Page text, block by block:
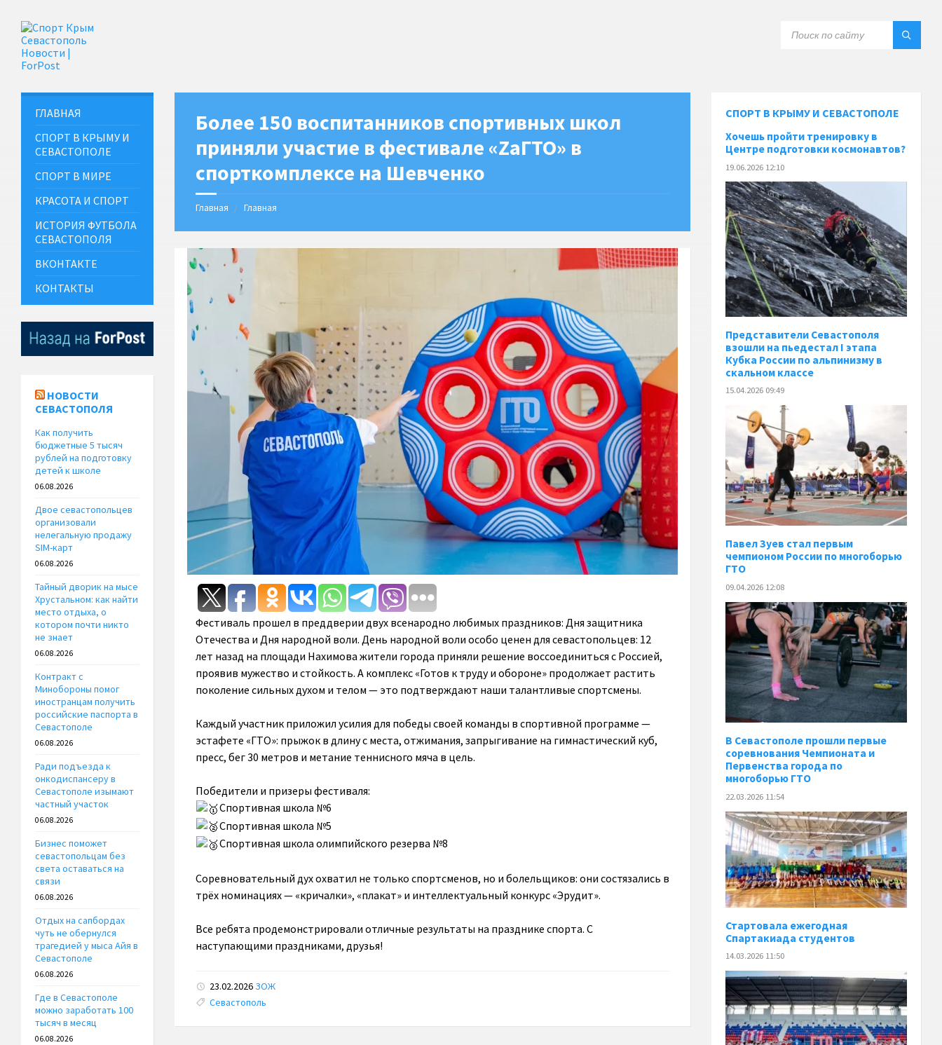
Более 150 воспитанников спортивных школ
приняли участие в фестивале «ZaГТО» в
спорткомплексе на Шевченко
Главная Главная
Фестиваль прошел в преддверии двух всенародно любимых праздников: Дня защитника
Отечества и Дня народной воли. День народной воли особо ценен для севастопольцев: 12
лет назад на площади Нахимова жители города приняли решение воссоединиться с Россией,
проявив мужество и стойкость. А комплекс «Готов к труду и обороне» продолжает растить
поколение сильных духом и телом — это подтверждают наши талантливые спортсмены.
Каждый участник приложил усилия для победы своей команды в спортивной программе —
эстафете «ГТО»: прыжок в длину с места, отжимания, запрыгивание на гимнастический куб,
пресс, бег 30 метров и метание теннисного мяча в цель.
Победители и призеры фестиваля:
Спортивная школа №6
Спортивная школа №5
Спортивная школа олимпийского резерва №8
Соревновательный дух охватил не только спортсменов, но и болельщиков: они состязались в
трёх номинациях — «кричалки», «плакат» и интеллектуальный конкурс «Эрудит».
Все ребята продемонстрировали отличные результаты на празднике спорта. С
наступающими праздниками, друзья!
23.02.2026 ЗОЖ
Tags:
Севастополь
ГЛАВНАЯ
СПОРТ В КРЫМУ И
СЕВАСТОПОЛЕ
СПОРТ В МИРЕ
КРАСОТА И СПОРТ
ИСТОРИЯ ФУТБОЛА
СЕВАСТОПОЛЯ
ВКОНТАКТЕ
КОНТАКТЫ
НОВОСТИ
СЕВАСТОПОЛЯ
Как получить
бюджетные 5 тысяч
рублей на подготовку
детей к школе
06.08.2026
Двое севастопольцев
организовали
нелегальную продажу
SIM-карт
06.08.2026
Тайный дворик на мысе
Хрустальном: как найти
место отдыха, о
котором почти никто
не знает
06.08.2026
Контракт с
Минобороны помог
иностранцам получить
российские паспорта в
Севастополе
06.08.2026
Ради подъезда к
онкодиспансеру в
Севастополе изымают
частный участок
06.08.2026
Бизнес поможет
севастопольцам без
света оставаться на
связи
06.08.2026
Отдых на сапбордах
чуть не обернулся
трагедией у мыса Айя в
Севастополе
06.08.2026
Где в Севастополе
можно заработать 100
тысяч в месяц
06.08.2026
СПОРТ В КРЫМУ И СЕВАСТОПОЛЕ
Хочешь пройти тренировку в
Центре подготовки космонавтов?
19.06.2026 12:10
Представители Севастополя
взошли на пьедестал I этапа
Кубка России по альпинизму в
скальном классе
15.04.2026 09:49
Павел Зуев стал первым
чемпионом России по многоборью
ГТО
09.04.2026 12:08
В Севастополе прошли первые
соревнования Чемпионата и
Первенства города по
многоборью ГТО
22.03.2026 11:54
Стартовала ежегодная
Спартакиада студентов
14.03.2026 11:50